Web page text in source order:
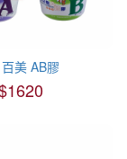
百美 AB膠